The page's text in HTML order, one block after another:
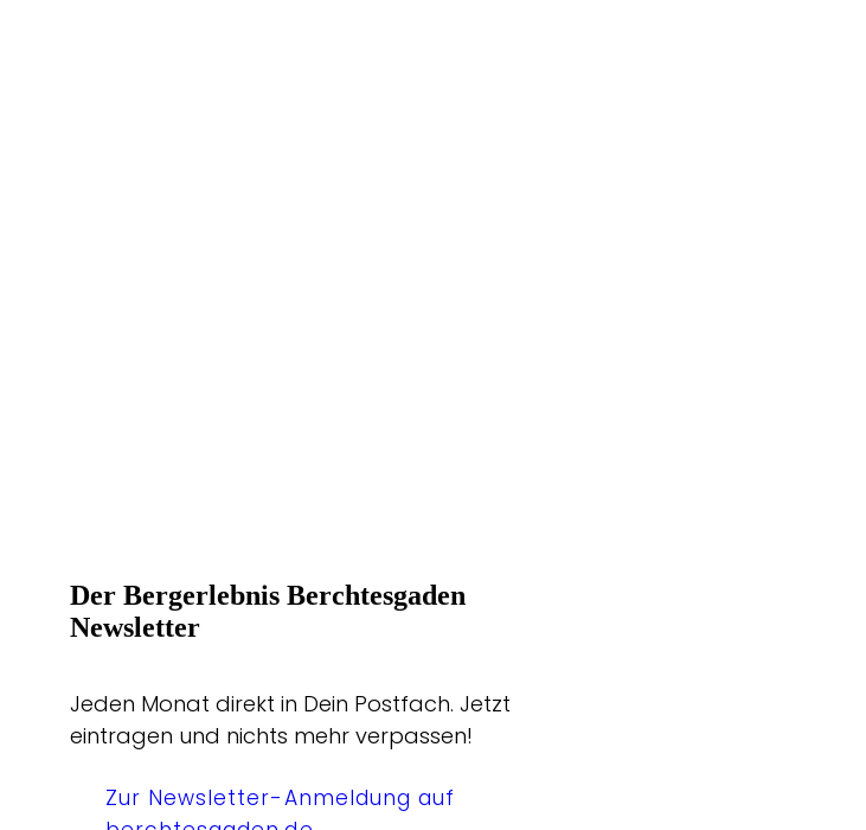
Der Bergerlebnis Berchtesgaden
Newsletter
Jeden Monat direkt in Dein Postfach. Jetzt
eintragen und nichts mehr verpassen!
Zur Newsletter-Anmeldung auf